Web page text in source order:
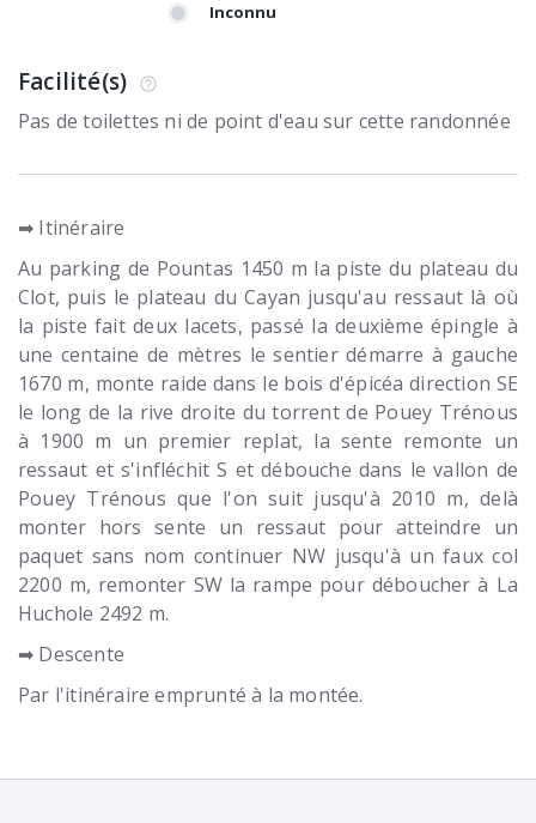
Inconnu
Facilité(s)
Pas de toilettes ni de point d'eau sur cette randonnée
➡ Itinéraire
Au parking de Pountas 1450 m la piste du plateau du
Clot, puis le plateau du Cayan jusqu'au ressaut là où
la piste fait deux lacets, passé la deuxième épingle à
une centaine de mètres le sentier démarre à gauche
1670 m, monte raide dans le bois d'épicéa direction SE
le long de la rive droite du torrent de Pouey Trénous
à 1900 m un premier replat, la sente remonte un
ressaut et s'infléchit S et débouche dans le vallon de
Pouey Trénous que l'on suit jusqu'à 2010 m, delà
monter hors sente un ressaut pour atteindre un
paquet sans nom continuer NW jusqu'à un faux col
2200 m, remonter SW la rampe pour déboucher à La
Huchole 2492 m.
➡ Descente
Par l'itinéraire emprunté à la montée.